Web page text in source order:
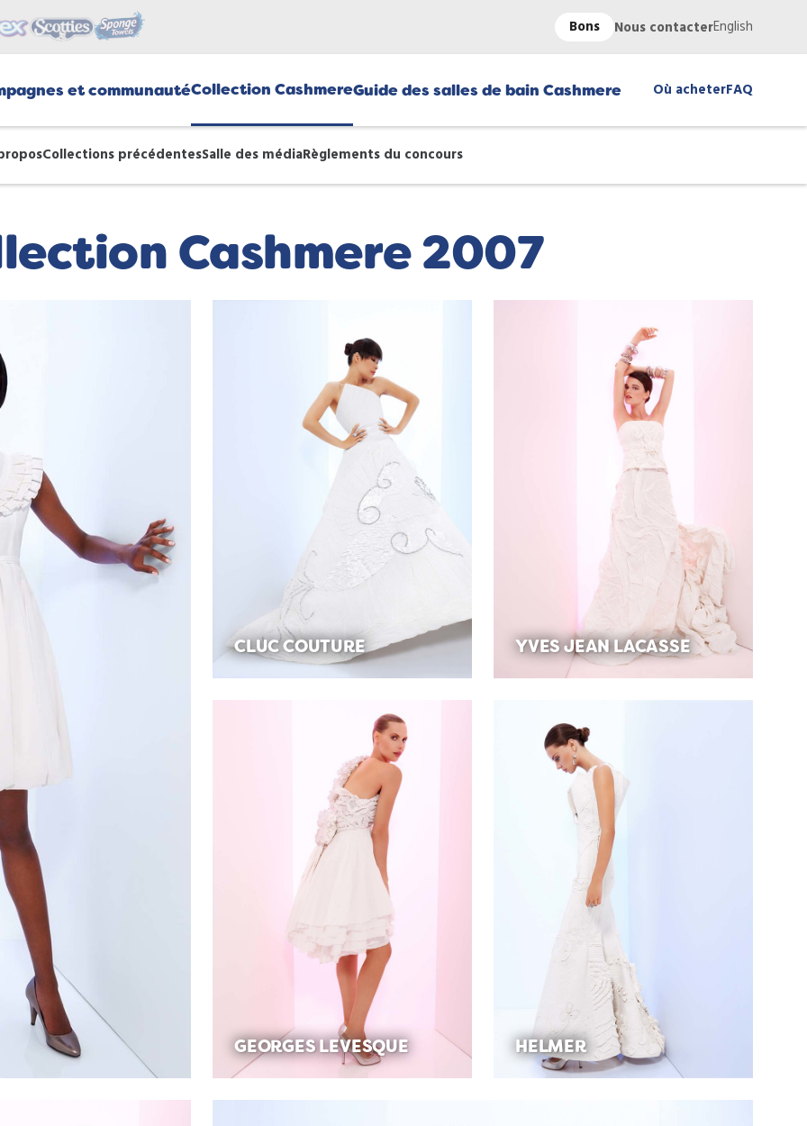
Bons Nous contacterEnglish
et communautéCollection CashmereGuide des salles de bain Cashmere Où acheterFAQ
Collections précédentesSalle des médiaRèglements du concours
Cashmere 2007
CLUC COUTURE YVES JEAN LACASSE
GEORGES LEVESQUE HELMER